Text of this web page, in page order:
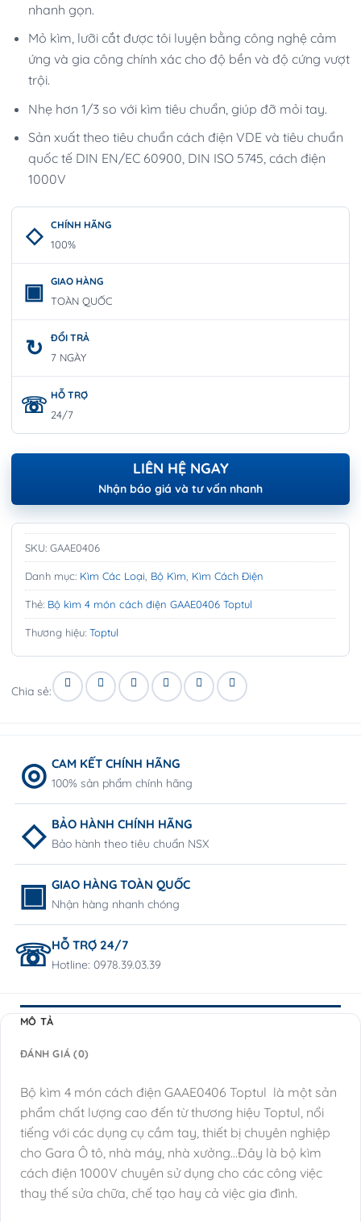
nhanh gọn.
Mỏ kìm, lưỡi cắt được tôi luyện bằng công nghệ cảm
ứng và gia công chính xác cho độ bền và độ cứng vượt
trội.
Nhẹ hơn 1/3 so với kìm tiêu chuẩn, giúp đỡ mỏi tay.
Sản xuất theo tiêu chuẩn cách điện VDE và tiêu chuẩn
quốc tế DIN EN/EC 60900, DIN ISO 5745, cách điện
1000V
CHÍNH HÃNG
100%
GIAO HÀNG
TOÀN QUỐC
ĐỔI TRẢ
7 NGÀY
HỖ TRỢ
24/7
LIÊN HỆ NGAY
Nhận báo giá và tư vấn nhanh
SKU: GAAE0406
Danh mục: Kìm Các Loại Bộ Kìm Kìm Cách Điện
Thẻ: Bộ kìm 4 món cách điện GAAE0406 Toptul
Thương hiệu: Toptul
Chia sẻ:
CAM KẾT CHÍNH HÃNG
100% sản phẩm chính hãng
BẢO HÀNH CHÍNH HÃNG
Bảo hành theo tiêu chuẩn NSX
GIAO HÀNG TOÀN QUỐC
Nhận hàng nhanh chóng
HỖ TRỢ 24/7
Hotline: 0978.39.03.39
MÔ TẢ
ĐÁNH GIÁ (0)
Bộ kìm 4 món cách điện GAAE0406 Toptul là một sản
phẩm chất lượng cao đến từ thương hiệu Toptul, nổi
tiếng với các dụng cụ cầm tay, thiết bị chuyên nghiệp
cho Gara Ô tô, nhà máy, nhà xưởng…Đây là bộ kìm
cách điện 1000V chuyên sử dụng cho các công việc
thay thế sửa chữa, chế tạo hay cả việc gia đình.